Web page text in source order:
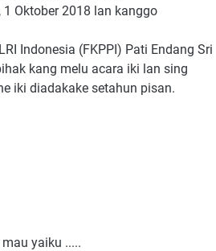
Oktober 2018 lan kanggo
Indonesia (FKPPI) Pati Endang Sri
kang melu acara iki lan sing
iki diadakake setahun pisan.
yaiku .....